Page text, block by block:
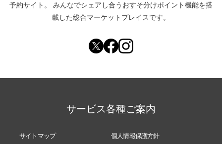
予約サイト。
みんなでシェアし合う おすそ分けポイント機能を搭
載した総合マーケットプレイスです。
サービス各種ご案内
サイトマップ 個人情報保護方針